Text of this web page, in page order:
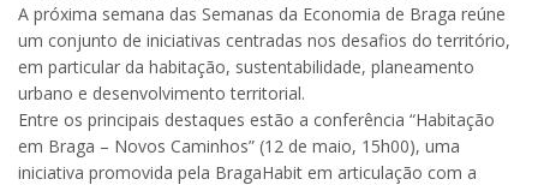
A próxima semana das Semanas da Economia de Braga reúne
um conjunto de iniciativas centradas nos desafios do território,
em particular da habitação, sustentabilidade, planeamento
urbano e desenvolvimento territorial.
Entre os principais destaques estão a conferência “Habitação
em Braga – Novos Caminhos” (12 de maio, 15h00), uma
iniciativa promovida pela BragaHabit em articulação com a